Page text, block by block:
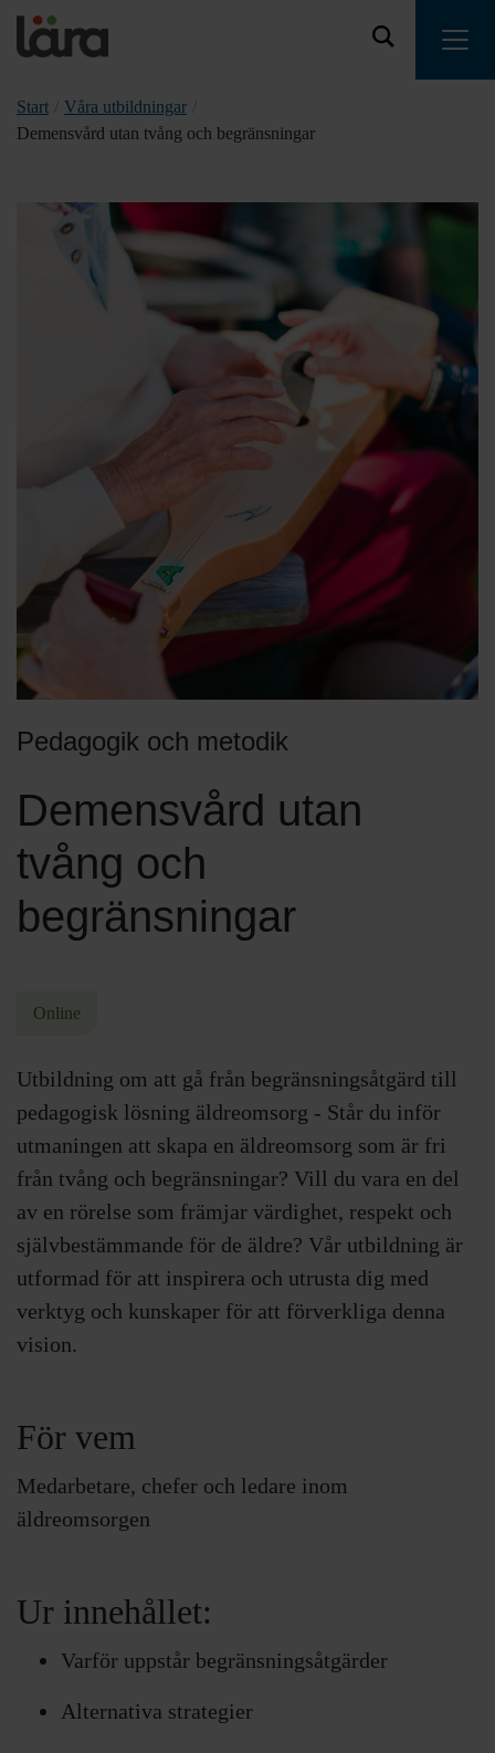
Start Våra utbildningar
Demensvård utan tvång och begränsningar
Pedagogik och metodik
Demensvård utan
tvång och
begränsningar
Online
Utbildning om att gå från begränsningsåtgärd till
pedagogisk lösning äldreomsorg - Står du inför
utmaningen att skapa en äldreomsorg som är fri
från tvång och begränsningar? Vill du vara en del
av en rörelse som främjar värdighet, respekt och
självbestämmande för de äldre? Vår utbildning är
utformad för att inspirera och utrusta dig med
verktyg och kunskaper för att förverkliga denna
vision.
För vem
Medarbetare, chefer och ledare inom
äldreomsorgen
Ur innehållet:
Varför uppstår begränsningsåtgärder
Alternativa strategier